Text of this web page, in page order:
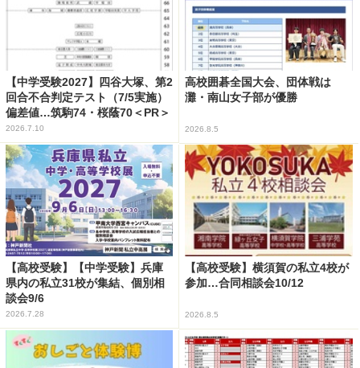
【中学受験2027】四谷大塚、第2
回合不合判定テスト（7/5実施）
偏差値…筑駒74・桜蔭70＜PR＞
2026.7.10
高校囲碁全国大会、団体戦は
灘・南山女子部が優勝
2026.8.5
【高校受験】【中学受験】兵庫
県内の私立31校が集結、個別相
談会9/6
2026.7.28
【高校受験】横須賀の私立4校が
参加…合同相談会10/12
2026.8.5